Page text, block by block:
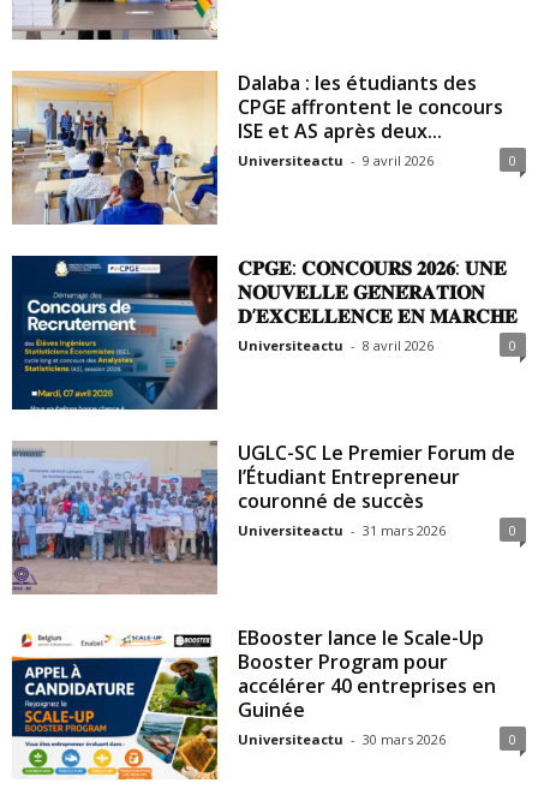
Dalaba : les étudiants des
CPGE affrontent le concours
ISE et AS après deux...
Universiteactu - 9 avril 2026 0
𝐂𝐏𝐆𝐄: 𝐂𝐎𝐍𝐂𝐎𝐔𝐑𝐒 𝟐𝟎𝟐𝟔: 𝐔𝐍𝐄
𝐍𝐎𝐔𝐕𝐄𝐋𝐋𝐄 𝐆𝐄́𝐍𝐄́𝐑𝐀𝐓𝐈𝐎𝐍
𝐃’𝐄𝐗𝐂𝐄𝐋𝐋𝐄𝐍𝐂𝐄 𝐄𝐍 𝐌𝐀𝐑𝐂𝐇𝐄
Universiteactu - 8 avril 2026 0
UGLC-SC Le Premier Forum de
l’Étudiant Entrepreneur
couronné de succès
Universiteactu - 31 mars 2026 0
EBooster lance le Scale-Up
Booster Program pour
accélérer 40 entreprises en
Guinée
Universiteactu - 30 mars 2026 0